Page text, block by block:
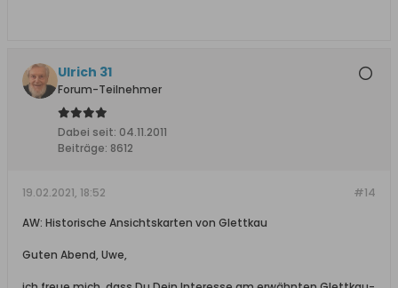
Ulrich 31
Forum-Teilnehmer
Dabei seit: 04.11.2011
Beiträge: 8612
#14
19.02.2021, 18:52
AW: Historische Ansichtskarten von Glettkau
Guten Abend, Uwe,